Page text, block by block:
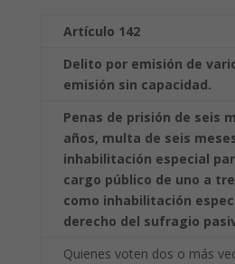
Artículo 142
Delito por emisión de
emisión sin capacidad.
Penas de prisión de seis
años, multa de seis
inhabilitación especial
cargo público de uno a
como inhabilitación
derecho del sufragio
Quienes voten dos o más